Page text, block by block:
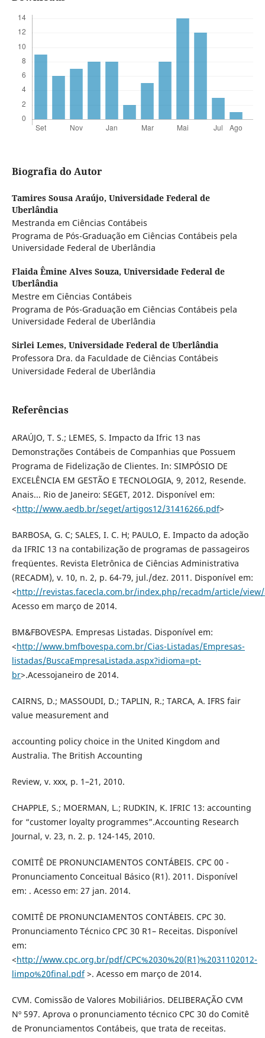
Biografia do Autor
Tamires Sousa Araújo, Universidade Federal de
Uberlândia
Mestranda em Ciências Contábeis
Programa de Pós-Graduação em Ciências Contábeis pela
Universidade Federal de Uberlândia
Flaida Êmine Alves Souza, Universidade Federal de
Uberlândia
Mestre em Ciências Contábeis
Programa de Pós-Graduação em Ciências Contábeis pela
Universidade Federal de Uberlândia
Sirlei Lemes, Universidade Federal de Uberlândia
Professora Dra. da Faculdade de Ciências Contábeis
Universidade Federal de Uberlândia
Referências
ARAÚJO, T. S.; LEMES, S. Impacto da Ifric 13 nas
Demonstrações Contábeis de Companhias que Possuem
Programa de Fidelização de Clientes. In: SIMPÓSIO DE
EXCELÊNCIA EM GESTÃO E TECNOLOGIA, 9, 2012, Resende.
Anais... Rio de Janeiro: SEGET, 2012. Disponível em:
<http://www.aedb.br/seget/artigos12/31416266.pdf>
BARBOSA, G. C; SALES, I. C. H; PAULO, E. Impacto da adoção
da IFRIC 13 na contabilização de programas de passageiros
freqüentes. Revista Eletrônica de Ciências Administrativa
(RECADM), v. 10, n. 2, p. 64-79, jul./dez. 2011. Disponível em:
<http://revistas.facecla.com.br/index.php/recadm/article/
Acesso em março de 2014.
BM&FBOVESPA. Empresas Listadas. Disponível em:
<http://www.bmfbovespa.com.br/Cias-Listadas/Empresas-
listadas/BuscaEmpresaListada.aspx?idioma=pt-
br>.Acessojaneiro de 2014.
CAIRNS, D.; MASSOUDI, D.; TAPLIN, R.; TARCA, A. IFRS fair
value measurement and
accounting policy choice in the United Kingdom and
Australia. The British Accounting
Review, v. xxx, p. 1–21, 2010.
CHAPPLE, S.; MOERMAN, L.; RUDKIN, K. IFRIC 13: accounting
for “customer loyalty programmes”.Accounting Research
Journal, v. 23, n. 2. p. 124-145, 2010.
COMITÊ DE PRONUNCIAMENTOS CONTÁBEIS. CPC 00 -
Pronunciamento Conceitual Básico (R1). 2011. Disponível
em: . Acesso em: 27 jan. 2014.
COMITÊ DE PRONUNCIAMENTOS CONTÁBEIS. CPC 30.
Pronunciamento Técnico CPC 30 R1– Receitas. Disponível
em:
<http://www.cpc.org.br/pdf/CPC%2030%20(R1)%2031102012-
limpo%20final.pdf>. Acesso em março de 2014.
CVM. Comissão de Valores Mobiliários. DELIBERAÇÃO CVM
Nº 597. Aprova o pronunciamento técnico CPC 30 do Comitê
de Pronunciamentos Contábeis, que trata de receitas.